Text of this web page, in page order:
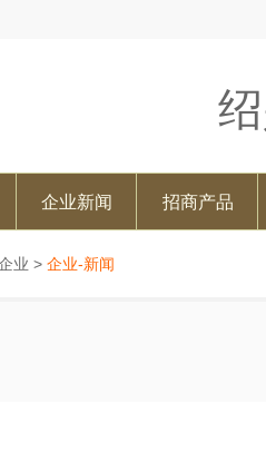
企业新闻 招商产品
业 > 企业-新闻